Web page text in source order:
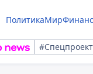
ПолитикаМир